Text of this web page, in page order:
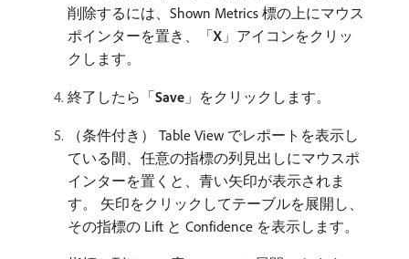
削除するには、Shown Metrics 標の上にマウス
ポインターを置き、「X 」アイコンをクリッ
クします。
終了したら「Save 」をクリックします。
（条件付き） Table View でレポートを表示し
ている間、任意の指標の列見出しにマウスポ
インターを置くと、青い矢印が表示されま
す。 矢印をクリックしてテーブルを展開し、
その指標の Lift と Confidence を表示します。